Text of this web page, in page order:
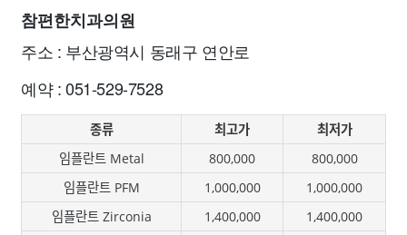
참편한치과의원
주소 : 부산광역시 동래구 연안로
예약 : 051-529-7528
종류 최고가
최저가
임플란트 Metal
800,000
800,000
임플란트 PFM
1,000,000
1,000,000
임플란트 Zirconia
1,400,000
1,400,000